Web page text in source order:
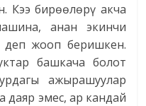
Кээ бирөөлөрү акча
анан экинчи
жооп беришкен.
башкача болот
ажырашуулар
даяр эмес, ар кандай